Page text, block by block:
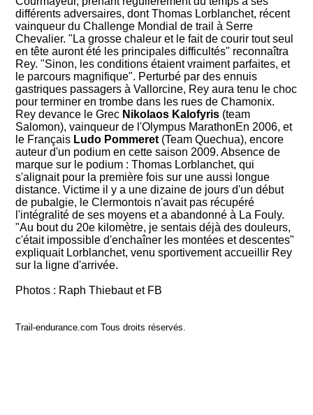
différents adversaires, dont Thomas Lorblanchet, récent
vainqueur du Challenge Mondial de trail à Serre
Chevalier. "La grosse chaleur et le fait de courir tout seul
en tête auront été les principales difficultés" reconnaîtra
Rey. "Sinon, les conditions étaient vraiment parfaites, et
le parcours magnifique". Perturbé par des ennuis
gastriques passagers à Vallorcine, Rey aura tenu le choc
pour terminer en trombe dans les rues de Chamonix.
Rey devance le Grec Nikolaos Kalofyris (team
Salomon), vainqueur de l'Olympus MarathonEn 2006, et
le Français Ludo Pommeret (Team Quechua), encore
auteur d'un podium en cette saison 2009. Absence de
marque sur le podium : Thomas Lorblanchet, qui
s'alignait pour la première fois sur une aussi longue
distance. Victime il y a une dizaine de jours d'un début
de pubalgie, le Clermontois n'avait pas récupéré
l'intégralité de ses moyens et a abandonné à La Fouly.
"Au bout du 20e kilomètre, je sentais déjà des douleurs,
c'était impossible d'enchaîner les montées et descentes"
expliquait Lorblanchet, venu sportivement accueillir Rey
sur la ligne d'arrivée.
Photos : Raph Thiebaut et FB
Trail-endurance.com Tous droits réservés.